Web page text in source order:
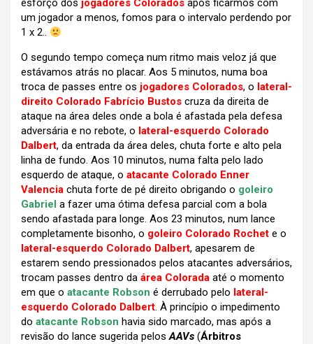
esforço dos jogadores Colorados após ficarmos com
um jogador a menos, fomos para o intervalo perdendo por
1 x 2..
O segundo tempo começa num ritmo mais veloz já que
estávamos atrás no placar. Aos 5 minutos, numa boa
troca de passes entre os jogadores Colorados, o lateral-
direito Colorado Fabrício Bustos cruza da direita de
ataque na área deles onde a bola é afastada pela defesa
adversária e no rebote, o lateral-esquerdo Colorado
Dalbert, da entrada da área deles, chuta forte e alto pela
linha de fundo. Aos 10 minutos, numa falta pelo lado
esquerdo de ataque, o atacante Colorado Enner
Valencia chuta forte de pé direito obrigando o goleiro
Gabriel a fazer uma ótima defesa parcial com a bola
sendo afastada para longe. Aos 23 minutos, num lance
completamente bisonho, o goleiro Colorado Rochet e o
lateral-esquerdo Colorado Dalbert, apesarem de
estarem sendo pressionados pelos atacantes adversários,
trocam passes dentro da área Colorada até o momento
em que o atacante Robson é derrubado pelo lateral-
esquerdo Colorado Dalbert. À princípio o impedimento
do atacante Robson havia sido marcado, mas após a
revisão do lance sugerida pelosAAVs (Árbitros